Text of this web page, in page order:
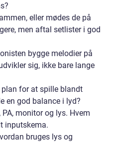
eller mødes de på
men aftal setlister i god
bygge melodier på
sig, ikke bare lange
for at spille blandt
en god balance i lyd?
monitor og lys. Hvem
inputskema.
bruges lys og